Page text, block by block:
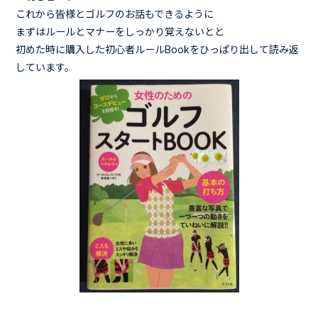
これから皆様とゴルフのお話もできるように
まずはルールとマナーをしっかり覚えないとと
初めた時に購入した初心者ルールBookをひっぱり出して読み返
しています。